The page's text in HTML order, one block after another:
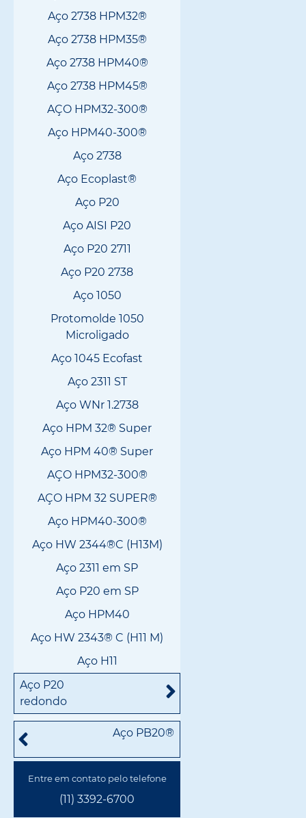
Aço 2738 HPM32®
Aço 2738 HPM35®
Aço 2738 HPM40®
Aço 2738 HPM45®
AÇO HPM32-300®
Aço HPM40-300®
Aço 2738
Aço Ecoplast®
Aço P20
Aço AISI P20
Aço P20 2711
Aço P20 2738
Aço 1050
Protomolde 1050
Microligado
Aço 1045 Ecofast
Aço 2311 ST
Aço WNr 1.2738
Aço HPM 32® Super
Aço HPM 40® Super
AÇO HPM32-300®
AÇO HPM 32 SUPER®
Aço HPM40-300®
Aço HW 2344®C (H13M)
Aço 2311 em SP
Aço P20 em SP
Aço HPM40
Aço HW 2343® C (H11 M)
Aço H11
Aço P20
redondo
Aço PB20®
Entre em contato pelo telefone
(11) 3392-6700